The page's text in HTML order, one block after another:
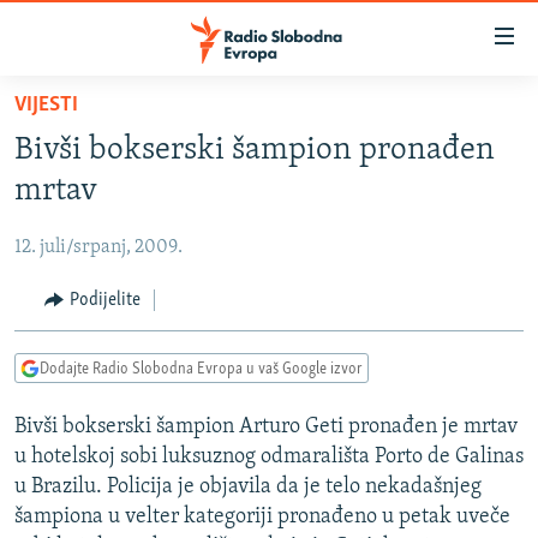
Pređite
glavni
sadržaj
na
navigaciju
Pređite
na
KOSOVO
CRNA GORA
VIDEO
FOTOGALERIJE
INFOGRAFIKE
PODCASTI
RAT U UKRAJINI
KINA NA BALKANU
RSE PRIČE IZ SVIJETA
VIJESTI
Bivši bokserski šampion pronađen
mrtav
12. juli/srpanj, 2009.
Podijelite
Dodajte Radio Slobodna Evropa u vaš Google izvor
Bivši bokserski šampion Arturo Geti pronađen je mrtav
u hotelskoj sobi luksuznog odmarališta Porto de Galinas
u Brazilu. Policija je objavila da je telo nekadašnjeg
šampiona u velter kategoriji pronađeno u petak uveče